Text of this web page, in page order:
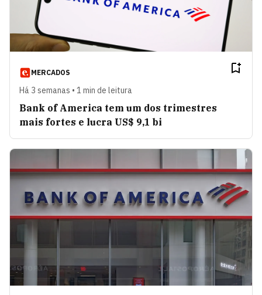
MERCADOS
Há 3 semanas • 1 min de leitura
Bank of America tem um dos trimestres
mais fortes e lucra US$ 9,1 bi